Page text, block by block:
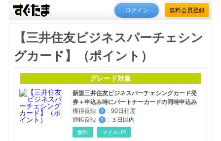
ログイン 無料会員登録
【三井住友ビジネスパーチェシン
グカード】（ポイント）
グレード対象
新規三井住友ビジネスパーチェシングカード発
券＋申込み時にパートナーカードの同時申込み
獲得反映
？ : 90日程度
通帳反映
？ : ３日以内
無料 マイルUP